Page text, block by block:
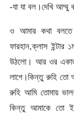
-যা যা বল।দেখি আম্মু
ও আমার কথা
ফারহান,ক্লাস
উঠলো। আর ওর
লাগে।কিন্তু রুহি তো
রুহি আমি তোমায়
কিন্তু আমাকে তো